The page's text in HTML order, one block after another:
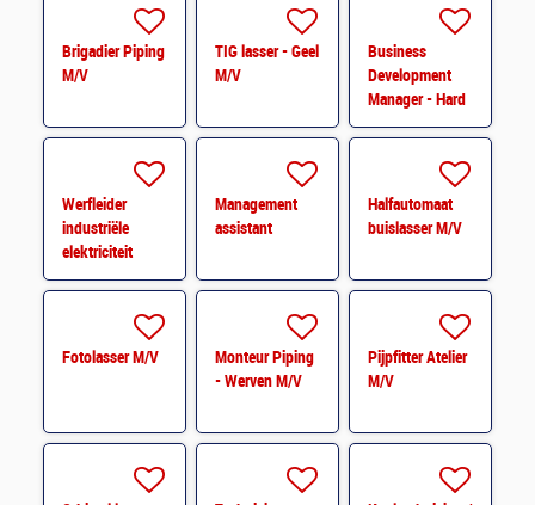
Brigadier Piping
M/V
TIG lasser - Geel
M/V
Business
Development
Manager - Hard
Facility
Werfleider
industriële
elektriciteit
Management
assistant
Halfautomaat
buislasser M/V
Fotolasser M/V
Monteur Piping
- Werven M/V
Pijpfitter Atelier
M/V